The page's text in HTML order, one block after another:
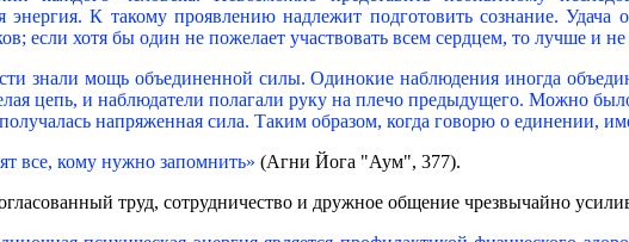
энергия. К такому проявлению надлежит подготовить сознание. Удача
если хотя бы один не пожелает участвовать всем сердцем, то лучше и
знали мощь объединенной силы. Одинокие наблюдения иногда
цепь, и наблюдатели полагали руку на плечо предыдущего. Можно
напряженная сила. Таким образом, когда говорю о единении,
все, кому нужно запомнить» (Агни Йога "Аум", 377).
труд, сотрудничество и дружное общение чрезвычайно